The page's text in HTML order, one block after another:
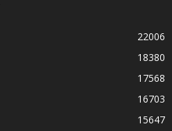
22006
18380
17568
16703
15647